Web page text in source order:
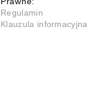
Regulamin
Klauzula informacyjna